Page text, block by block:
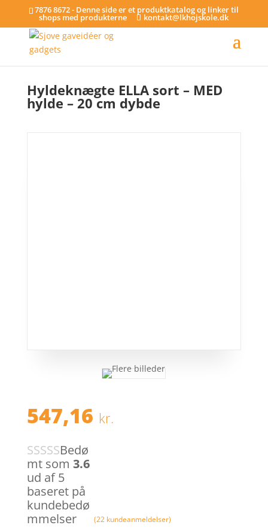
7876 8672 - Denne side er et produktkatalog og linker til
shops med produkterne kontakt@lkhojskole.dk
Hyldeknægte ELLA sort – MED
hylde – 20 cm dybde
547,16 kr.
Bedø
mt som 3.6
ud af 5
baseret på
kundebedø
mmelser
(22kundeanmeldelser)